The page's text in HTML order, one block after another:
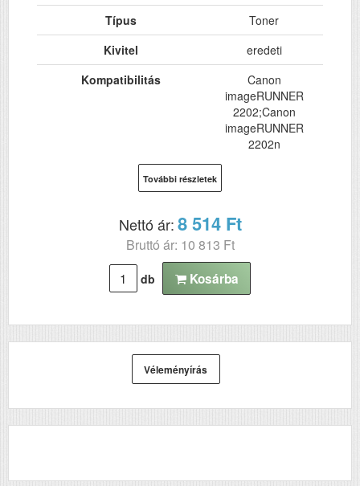
Típus
Toner
Kivitel
eredeti
Kompatibilitás
Canon
imageRUNNER
2202;Canon
imageRUNNER
2202n
További részletek
Nettó ár:8 514 Ft
Bruttó ár: 10 813 Ft
db Kosárba
Véleményírás